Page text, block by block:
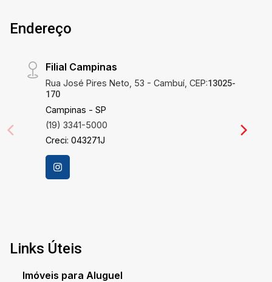
Endereço
Filial Campinas
Rua José Pires Neto, 53 - Cambuí, CEP:13025-
170
Campinas - SP
(19) 3341-5000
Creci: 043271J
Links Úteis
Imóveis para Aluguel